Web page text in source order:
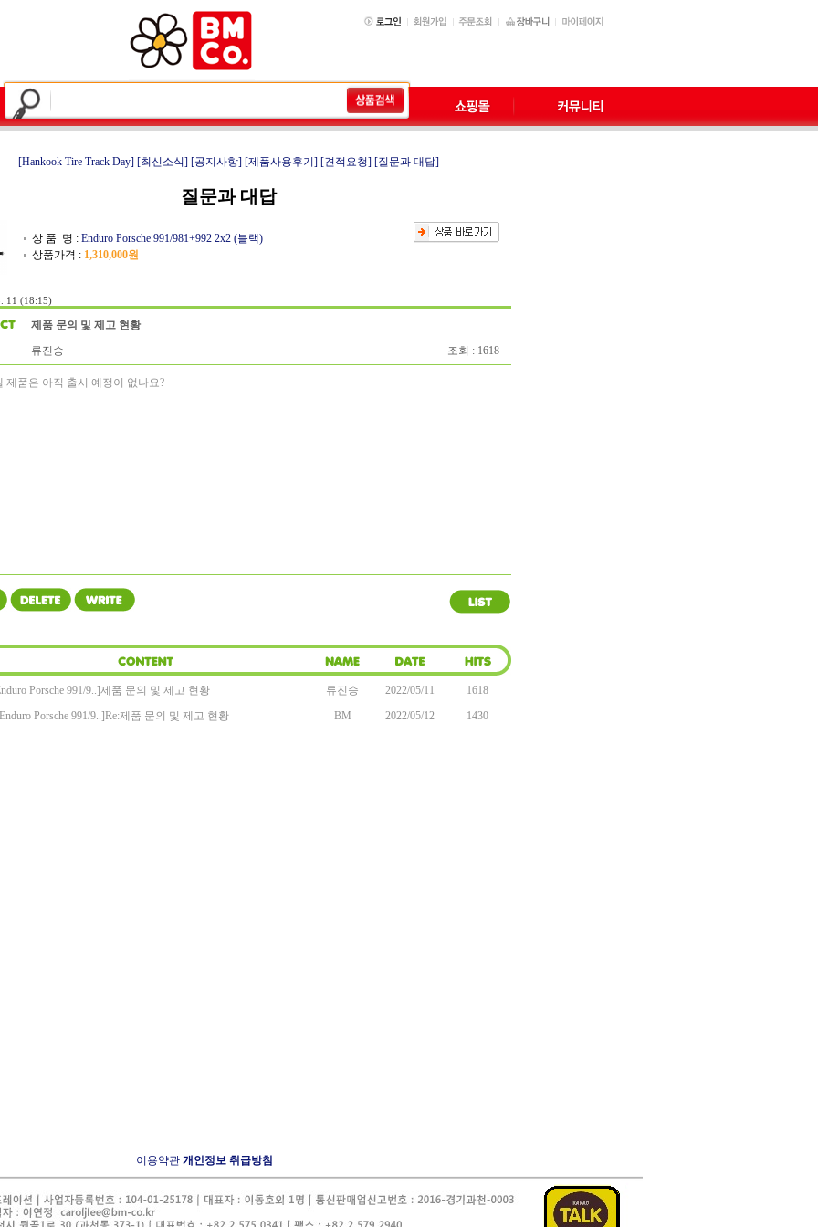
[Hankook Tire Track Day] [최신소식] [공지사항] [제품사용후기] [견적요청] [질문과 대답]
질문과 대답
상 품 명 : Enduro Porsche 991/981+992 2x2 (블랙)
상품가격 : 1,310,000원
11 (18:15)
제품 문의 및 제고 현황
류진승
조회 : 1618
제품은 아직 출시 예정이 없나요?
Porsche 991/9..]제품 문의 및 제고 현황 류진승 2022/05/11
1618
Porsche 991/9..]Re:제품 문의 및 제고 현황 BM 2022/05/12 1430
이용약관 개인정보 취급방침